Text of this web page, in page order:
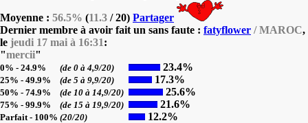
Moyenne : 56.5% (11.3 / 20) Partager
Dernier membre à avoir fait un sans faute : fatyflower / MAROC,
le jeudi 17 mai à 16:31:
"mercii"
0% - 24.9% (de 0 à 4,9/20) 23.4%
25% - 49.9% (de 5 à 9,9/20) 17.3%
50% - 74.9% (de 10 à 14,9/20) 25.6%
75% - 99.9% (de 15 à 19,9/20) 21.6%
Parfait - 100% (20/20) 12.2%